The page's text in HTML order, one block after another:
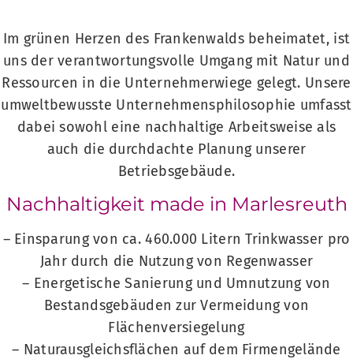
Im grünen Herzen des Frankenwalds beheimatet, ist
uns der verantwortungsvolle Umgang mit Natur und
Ressourcen in die Unternehmerwiege gelegt. Unsere
umweltbewusste Unternehmensphilosophie umfasst
dabei sowohl eine nachhaltige Arbeitsweise als
auch die durchdachte Planung unserer
Betriebsgebäude.
Nachhaltigkeit made in Marlesreuth
– Einsparung von ca. 460.000 Litern Trinkwasser pro
Jahr durch die Nutzung von Regenwasser
– Energetische Sanierung und Umnutzung von
Bestandsgebäuden zur Vermeidung von
Flächenversiegelung
– Naturausgleichsflächen auf dem Firmengelände